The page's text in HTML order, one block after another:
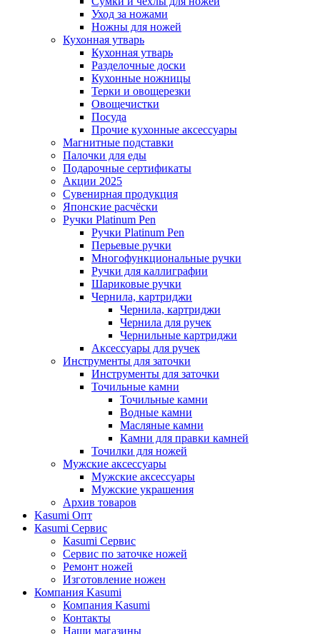
Уход за ножами
Ножны для ножей
Кухонная утварь
Кухонная утварь
Разделочные доски
Кухонные ножницы
Терки и овощерезки
Овощечистки
Посуда
Прочие кухонные аксессуары
Магнитные подставки
Палочки для еды
Подарочные сертификаты
Акции 2025
Сувенирная продукция
Японские расчёски
Ручки Platinum Pen
Ручки Platinum Pen
Перьевые ручки
Многофункциональные ручки
Ручки для каллиграфии
Шариковые ручки
Чернила, картриджи
Чернила, картриджи
Чернила для ручек
Чернильные картриджи
Аксессуары для ручек
Инструменты для заточки
Инструменты для заточки
Точильные камни
Точильные камни
Водные камни
Масляные камни
Камни для правки камней
Точилки для ножей
Мужские аксессуары
Мужские аксессуары
Мужские украшения
Архив товаров
Kasumi Опт
Кasumi Сервис
Кasumi Сервис
Сервис по заточке ножей
Ремонт ножей
Изготовление ножен
Компания Kasumi
Компания Kasumi
Контакты
Наши магазины